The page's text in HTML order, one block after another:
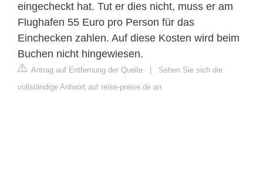
eingecheckt hat. Tut er dies nicht, muss er am
Flughafen 55 Euro pro Person für das
Einchecken zahlen. Auf diese Kosten wird beim
Buchen nicht hingewiesen.
Antrag auf Entfernung der Quelle
Sehen Sie sich die
vollständige Antwort auf reise-preise.de an